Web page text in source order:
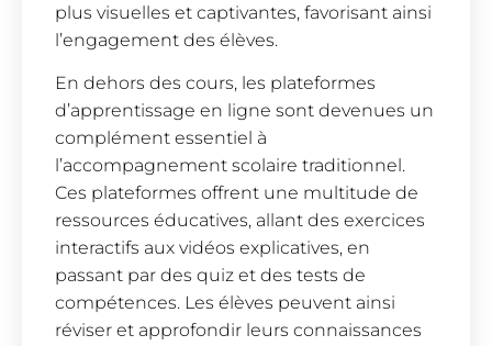
plus visuelles et captivantes, favorisant ainsi
l’engagement des élèves.
En dehors des cours, les plateformes
d’apprentissage en ligne sont devenues un
complément essentiel à
l’accompagnement scolaire traditionnel.
Ces plateformes offrent une multitude de
ressources éducatives, allant des exercices
interactifs aux vidéos explicatives, en
passant par des quiz et des tests de
compétences. Les élèves peuvent ainsi
réviser et approfondir leurs connaissances